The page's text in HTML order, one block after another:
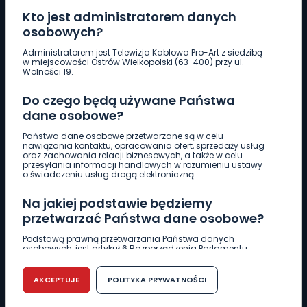
Kto jest administratorem danych
osobowych?
Administratorem jest Telewizja Kablowa Pro-Art z siedzibą
w miejscowości Ostrów Wielkopolski (63-400) przy ul.
Wolności 19.
Do czego będą używane Państwa
dane osobowe?
Państwa dane osobowe przetwarzane są w celu
nawiązania kontaktu, opracowania ofert, sprzedaży usług
oraz zachowania relacji biznesowych, a także w celu
przesyłania informacji handlowych w rozumieniu ustawy
o świadczeniu usług drogą elektroniczną.
Na jakiej podstawie będziemy
przetwarzać Państwa dane osobowe?
Podstawą prawną przetwarzania Państwa danych
osobowych, jest artykuł 6 Rozporządzenia Parlamentu
r. w sprawie ochrony osób fizycznych w związku z
przetwarzaniem danych osobowych w sprawie
swobodnego przepływu takich danych oraz uchylenia
dyrektywy 95/46/WE (RODO).
AKCEPTUJE POLITYKA PRYWATNOŚCI
Pobierz logotyp
661 997 997
REDAKCJA
62 735 22 22redakcja@wlkp24.info
DZIAŁ REKLAMY
62 735 01 85 reklama@wlkp24.info
WIADOMOŚCI
CIEKAWOSTKI